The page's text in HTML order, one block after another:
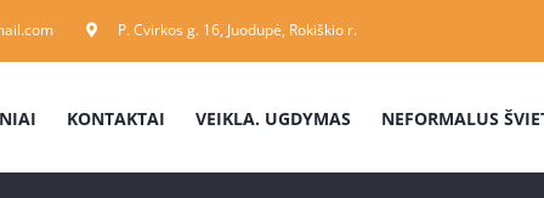
P. Cvirkos g. 16, Juodupė, Rokiškio r.
KONTAKTAI VEIKLA. UGDYMAS NEFORMALUS